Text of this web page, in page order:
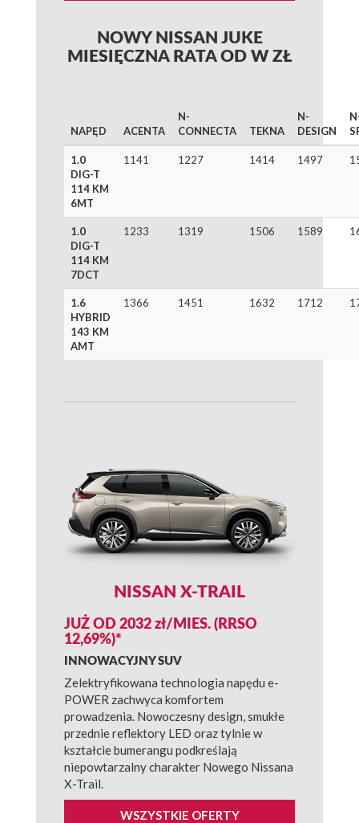
NOWY NISSAN JUKE
MIESIĘCZNA RATA OD W ZŁ
NAPĘD ACENTA
N-
CONNECTA
TEKNA
N-
DESIGN
1.0
DIG-T
114 KM
6MT
1141 1227 1414 1497
1.0
DIG-T
114 KM
7DCT
1233 1319 1506 1589
1.6
HYBRID
143 KM
AMT
1366 1451 1632 1712
NISSAN X-TRAIL
JUŻ OD 2032 zł/MIES. (RRSO
12,69%)*
INNOWACYJNY SUV
Zelektryfikowana technologia napędu e-
POWER zachwyca komfortem
prowadzenia. Nowoczesny design, smukłe
przednie reflektory LED oraz tylnie w
kształcie bumerangu podkreślają
niepowtarzalny charakter Nowego Nissana
X-Trail.
WSZYSTKIE OFERTY